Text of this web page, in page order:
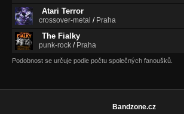
Atari Terror
crossover-metal / Praha
The Fialky
punk-rock / Praha
Podobnost se určuje podle počtu společných fanoušků.
Bandzone.cz